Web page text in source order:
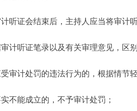
听证会结束后，主持人应当将审计
计听证笔录以及有关审理意见，区
受审计处罚的违法行为的，根据情节
实不能成立的，不予审计处罚；